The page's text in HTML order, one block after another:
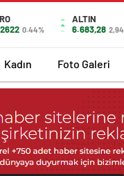
0.44%
ALTIN
6.683,28 2,94
Kadın Foto Galeri